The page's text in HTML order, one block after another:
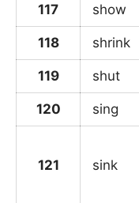
117 show
118 shrink
119 shut
120 sing
121 sink